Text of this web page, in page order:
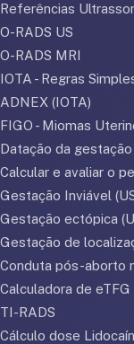
Referências
O-RADS US
O-RADS MRI
IOTA - Regras
ADNEX (IOTA)
FIGO - Miomas
Datação da gestação
Calcular e avaliar o
Gestação Inviável
Gestação ectópica
Gestação de
Conduta pós-aborto
Calculadora de eTFG
TI-RADS
Cálculo dose